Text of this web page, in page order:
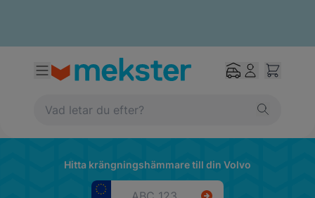
Hitta krängningshämmare till din Volvo